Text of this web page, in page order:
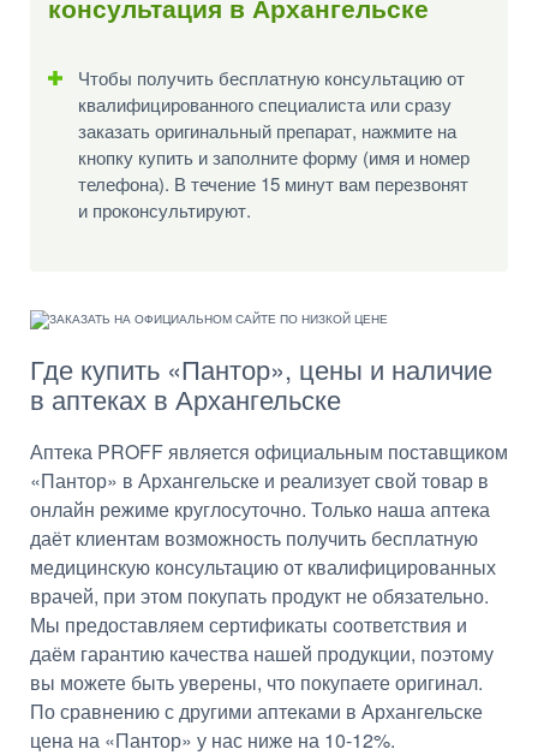
консультация в Архангельске
Чтобы получить бесплатную консультацию от
квалифицированного специалиста или сразу
заказать оригинальный препарат, нажмите на
кнопку купить и заполните форму (имя и номер
телефона). В течение 15 минут вам перезвонят
и проконсультируют.
Где купить «Пантор», цены и наличие
в аптеках в Архангельске
Аптека PROFF является официальным поставщиком
«Пантор» в Архангельске и реализует свой товар в
онлайн режиме круглосуточно. Только наша аптека
даёт клиентам возможность получить бесплатную
медицинскую консультацию от квалифицированных
врачей, при этом покупать продукт не обязательно.
Мы предоставляем сертификаты соответствия и
даём гарантию качества нашей продукции, поэтому
вы можете быть уверены, что покупаете оригинал.
По сравнению с другими аптеками в Архангельске
цена на «Пантор» у нас ниже на 10-12%.